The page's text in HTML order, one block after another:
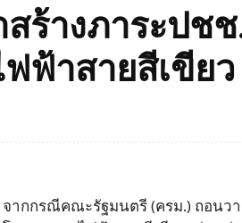
สร้างภาระปช
ฟฟ้าสายสีเขีย
จากกรณีคณะรัฐมนตรี (ครม.) ถอนว